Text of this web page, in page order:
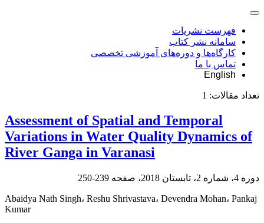
فهرست نشریات
سامانه نشر کتاب
کارگاه‌ها و دوره‌های آموزشی تخصصی
تماس با ما
English
تعداد مقالات: 1
Assessment of Spatial and Temporal
Variations in Water Quality Dynamics of
River Ganga in Varanasi
دوره 4، شماره 2، تابستان 2018، صفحه 239-250
Abaidya Nath Singh، Reshu Shrivastava، Devendra Mohan، Pankaj
Kumar